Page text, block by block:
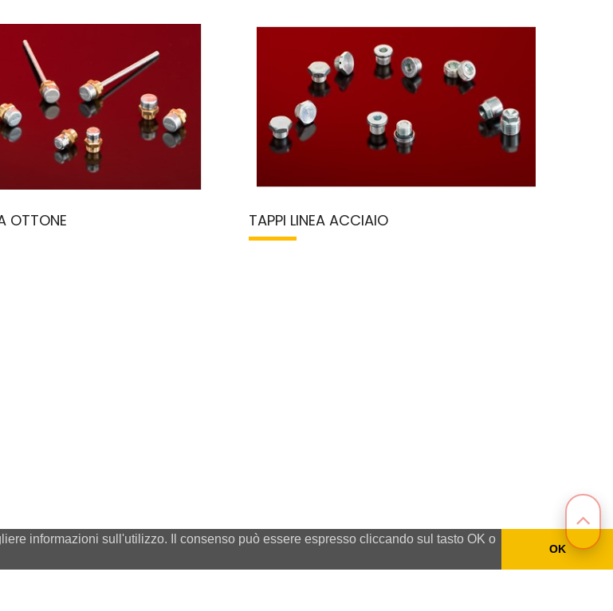
informazioni sull'utilizzo. Il consenso può essere espresso cliccando sul tasto OK o
OK
OTTONE TAPPI LINEA ACCIAIO